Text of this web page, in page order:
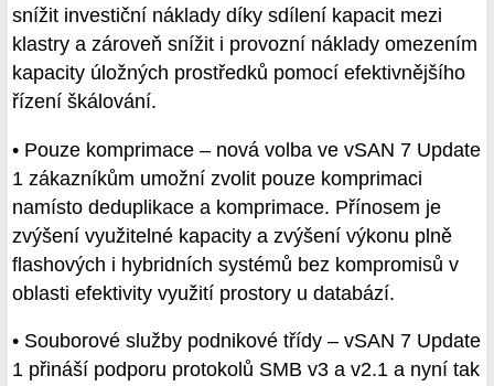
snížit investiční náklady díky sdílení kapacit mezi
klastry a zároveň snížit i provozní náklady omezením
kapacity úložných prostředků pomocí efektivnějšího
řízení škálování.
• Pouze komprimace – nová volba ve vSAN 7 Update
1 zákazníkům umožní zvolit pouze komprimaci
namísto deduplikace a komprimace. Přínosem je
zvýšení využitelné kapacity a zvýšení výkonu plně
flashových i hybridních systémů bez kompromisů v
oblasti efektivity využití prostory u databází.
• Souborové služby podnikové třídy – vSAN 7 Update
1 přináší podporu protokolů SMB v3 a v2.1 a nyní tak